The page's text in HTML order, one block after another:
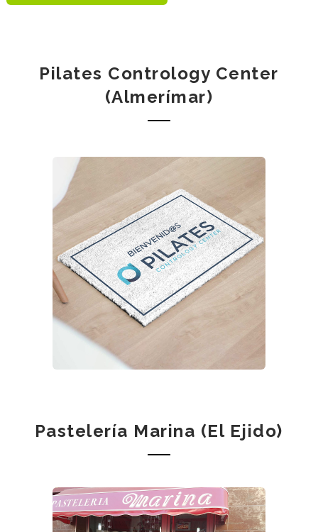
Pilates Contrology Center
(Almerímar)
Pastelería Marina (El Ejido)